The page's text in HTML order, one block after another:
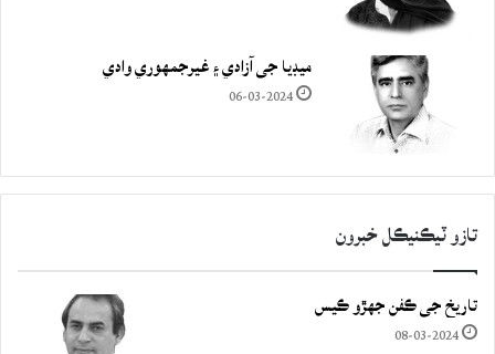
ميڊيا جي آزادي ۽ غيرجمھوري وادي
06-03-2024
تازو ٽيڪنيڪل خبرون
تاريخ جي ڪفن جھڙو ڪيس
08-03-2024